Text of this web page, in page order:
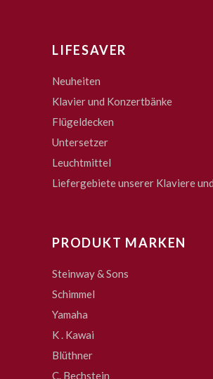
LIFESAVER
Neuheiten
Klavier und Konzertbänke
Flügeldecken
Untersetzer
Leuchtmittel
Liefergebiete unserer Klaviere
PRODUKT MARKEN
Steinway & Sons
Schimmel
Yamaha
K . Kawai
Blüthner
C. Bechstein